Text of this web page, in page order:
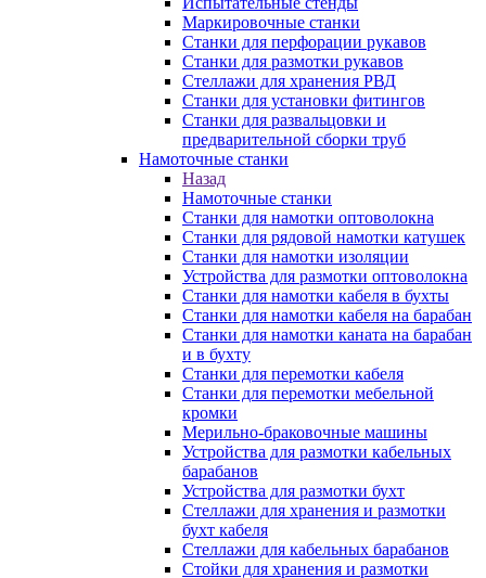
Маркировочные станки
Станки для перфорации рукавов
Станки для размотки рукавов
Стеллажи для хранения РВД
Станки для установки фитингов
Станки для развальцовки и
предварительной сборки труб
Намоточные станки
Назад
Намоточные станки
Станки для намотки оптоволокна
Станки для рядовой намотки катушек
Станки для намотки изоляции
Устройства для размотки оптоволокна
Станки для намотки кабеля в бухты
Станки для намотки кабеля на барабан
Станки для намотки каната на барабан
и в бухту
Станки для перемотки кабеля
Станки для перемотки мебельной
кромки
Мерильно-браковочные машины
Устройства для размотки кабельных
барабанов
Устройства для размотки бухт
Стеллажи для хранения и размотки
бухт кабеля
Стеллажи для кабельных барабанов
Стойки для хранения и размотки